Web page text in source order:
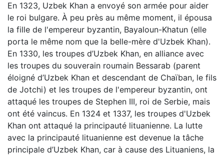
En 1323, Uzbek Khan a envoyé son armée pour aider
le roi bulgare. À peu près au même moment, il épousa
la fille de l'empereur byzantin, Bayaloun-Khatun (elle
porta le même nom que la belle-mère d'Uzbek Khan).
En 1330, les troupes d’Uzbek Khan, en alliance avec
les troupes du souverain roumain Bessarab (parent
éloigné d’Uzbek Khan et descendant de Chaïban, le fils
de Jotchi) et les troupes de l'empereur byzantin, ont
attaqué les troupes de Stephen III, roi de Serbie, mais
ont été vaincus. En 1324 et 1337, les troupes d'Uzbek
Khan ont attaqué la principauté lituanienne. La lutte
avec la principauté lituanienne est devenue la tâche
principale d’Uzbek Khan, car à cause des Lituaniens, la